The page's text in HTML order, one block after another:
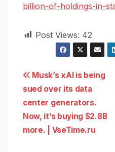
billion-of-holdings-in-
Post Views: 42
Навигация
по
записям
Musk’s xAI is being
sued over its data
center generators.
Now, it’s buying $2.8B
more. | VseTime.ru